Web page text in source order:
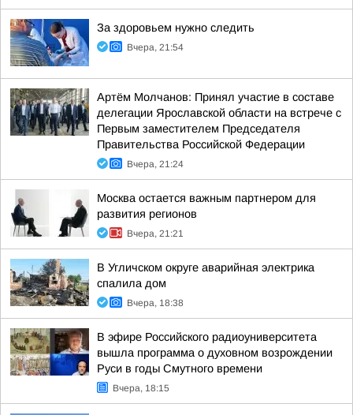
За здоровьем нужно следить
Вчера, 21:54
Артём Молчанов: Принял участие в составе
делегации Ярославской области на встрече с
Первым заместителем Председателя
Правительства Российской Федерации
Вчера, 21:24
Москва остается важным партнером для
развития регионов
Вчера, 21:21
В Угличском округе аварийная электрика
спалила дом
Вчера, 18:38
В эфире Российского радиоуниверситета
вышла программа о духовном возрождении
Руси в годы Смутного времени
Вчера, 18:15